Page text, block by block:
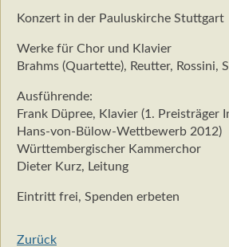
Konzert in der Pauluskirche Stuttgart
Werke für Chor und Klavier
Brahms (Quartette), Reutter, Rossini,
Ausführende:
Frank Düpree, Klavier (1. Preisträger
Hans-von-Bülow-Wettbewerb 2012)
Württembergischer Kammerchor
Dieter Kurz, Leitung
Eintritt frei, Spenden erbeten
Zurück